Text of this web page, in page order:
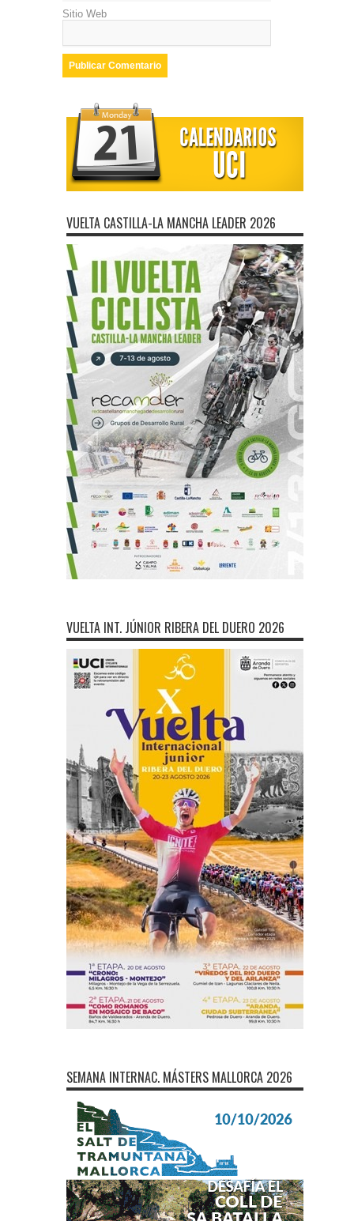
Sitio Web
VUELTA CASTILLA-LA MANCHA LEADER 2026
VUELTA INT. JÚNIOR RIBERA DEL DUERO 2026
SEMANA INTERNAC. MÁSTERS MALLORCA 2026